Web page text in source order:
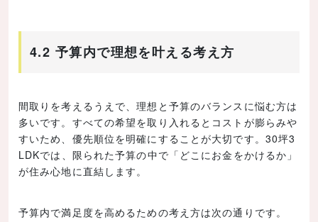
4.2 予算内で理想を叶える考え方
間取りを考えるうえで、理想と予算のバランスに悩む方は
多いです。すべての希望を取り入れるとコストが膨らみや
すいため、優先順位を明確にすることが大切です。30坪3
LDKでは、限られた予算の中で「どこにお金をかけるか」
が住み心地に直結します。
予算内で満足度を高めるための考え方は次の通りです。